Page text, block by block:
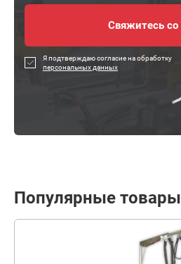
Я подтверждаю согласие на обработку
персональных данных
Популярные товары